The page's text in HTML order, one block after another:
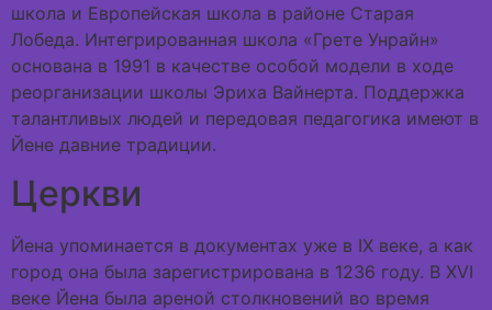
школа и Европейская школа в районе Старая
Лобеда. Интегрированная школа «Грете Унрайн»
основана в 1991 в качестве особой модели в ходе
реорганизации школы Эриха Вайнерта. Поддержка
талантливых людей и передовая педагогика имеют в
Йене давние традиции.
Церкви
Йена упоминается в документах уже в IX веке, а как
город она была зарегистрирована в 1236 году. В XVI
веке Йена была ареной столкновений во время